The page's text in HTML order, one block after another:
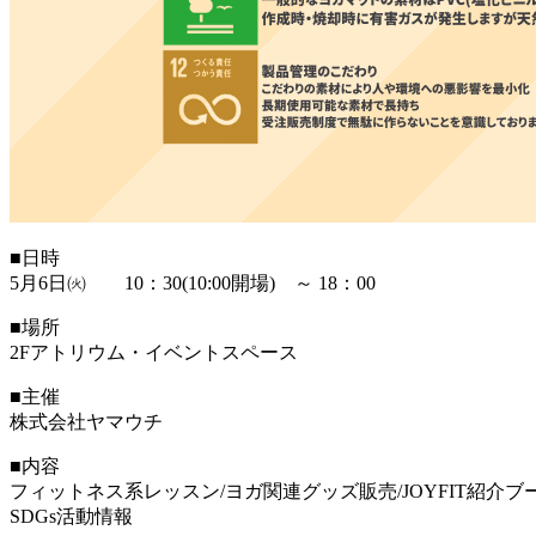
■日時
5月6日㈫ 10：30(10:00開場) ～ 18：00
■場所
2Fアトリウム・イベントスペース
■主催
株式会社ヤマウチ
■内容
フィットネス系レッスン/ヨガ関連グッズ販売/JOYFIT紹介ブ
SDGs活動情報